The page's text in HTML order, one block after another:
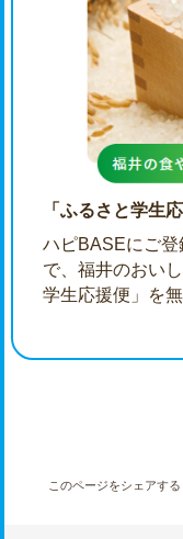
「ふるさと学生
ハピBASEにご
で、福井のおい
学生応援便」を
このページをシェアする